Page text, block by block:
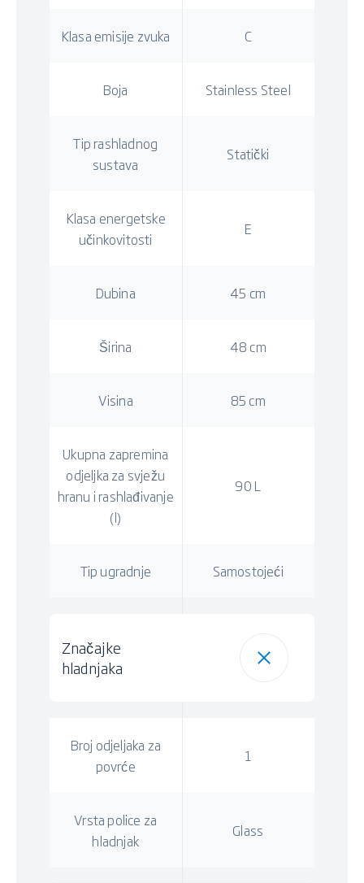
Klasa emisije zvuka C
Boja Stainless Steel
Tip rashladnog
sustava
Statički
Klasa energetske
učinkovitosti
E
Dubina 45 cm
Širina 48 cm
Visina 85 cm
Ukupna zapremina
odjeljka za svježu
hranu i rashlađivanje
(l)
90 L
Tip ugradnje Samostojeći
Značajke
hladnjaka
Broj odjeljaka za
povrće
1
Vrsta police za
hladnjak
Glass